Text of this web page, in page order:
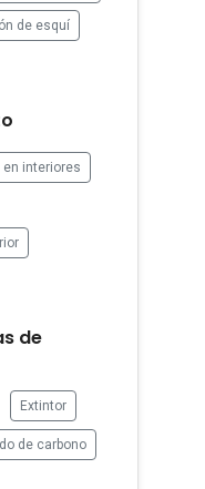
de esquí
en interiores
de
Extintor
de carbono